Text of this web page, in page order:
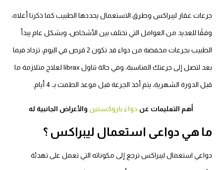
جرعات عقار ليبراكس وطرق الاستعمال يحددها الطبيب كما ذكرنا أعلاه،
وفقًا للعديد من العوامل التي تختلف بين الأشخاص، وبشكل عام يبدأ
الطبيب بجرعات مخفضة من دواء قد تكون 2 قرص في اليوم، تزداد فيما
بعد لتصل إلى جرعتك المناسبة، وفي حالة تناول librax لعلاج متلازمة ما
قبل الدورة الشهرية، يتم أخذ الجرعة قبل موعد الطمث بـ 4 أيام.
أهم التعليمات عن دواء باروكستين والأعراض الجانبية له
ما هي دواعى استعمال ليبراكس ؟
دواعي استعمال ليبراكس ترجع إلى مكوناته التي تعمل على تهدئة